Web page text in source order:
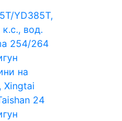
YD385T,
вод.
254/264
на
Xingtai
24